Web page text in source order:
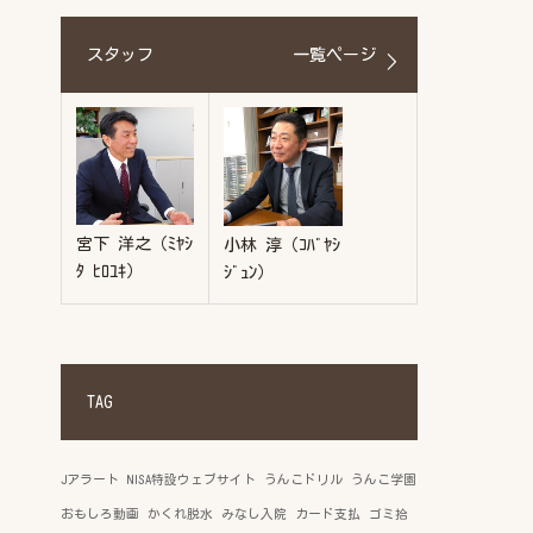
スタッフ 一覧ページ
宮下 洋之（ﾐﾔｼ
ﾀ ﾋﾛﾕｷ）
小林 淳（ｺﾊﾞﾔｼ
ｼﾞｭﾝ）
TAG
Jアラート NISA特設ウェブサイト うんこドリル うんこ学園
おもしろ動画 かくれ脱水 みなし入院 カード支払 ゴミ拾